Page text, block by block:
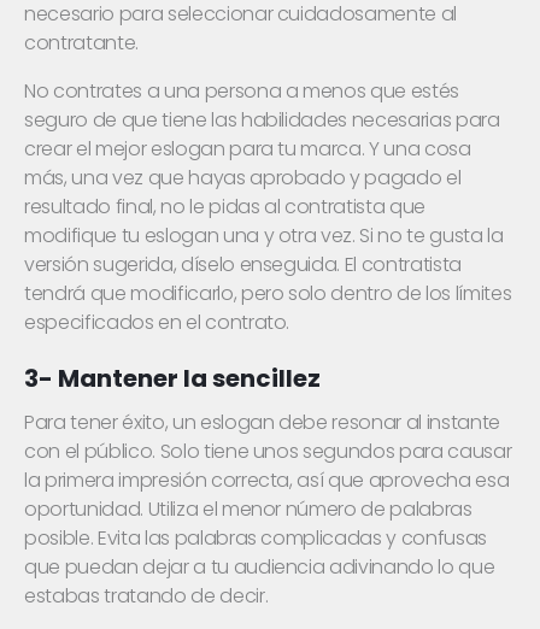
necesario para seleccionar cuidadosamente al
contratante.
No contrates a una persona a menos que estés
seguro de que tiene las habilidades necesarias para
crear el mejor eslogan para tu marca. Y una cosa
más, una vez que hayas aprobado y pagado el
resultado final, no le pidas al contratista que
modifique tu eslogan una y otra vez. Si no te gusta la
versión sugerida, díselo enseguida. El contratista
tendrá que modificarlo, pero solo dentro de los límites
especificados en el contrato.
3- Mantener la sencillez
Para tener éxito, un eslogan debe resonar al instante
con el público. Solo tiene unos segundos para causar
la primera impresión correcta, así que aprovecha esa
oportunidad. Utiliza el menor número de palabras
posible. Evita las palabras complicadas y confusas
que puedan dejar a tu audiencia adivinando lo que
estabas tratando de decir.